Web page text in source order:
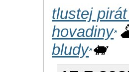
tlustej
hovadiny
bludy 🐖